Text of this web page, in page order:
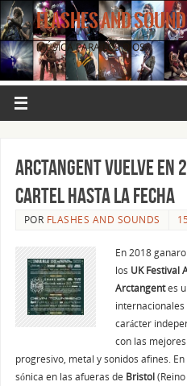
FLASHES AND
MÚSICA PARA LOS OJOS.
Arctangent vuelve en
cartel hasta la fecha
POR FLASHES AND SOUNDS
En 2018
los UK Festival
Arctangentes
carácter
con las
progresivo, metal y sonidos afines.
sónica en las afueras de Bristol(Reino